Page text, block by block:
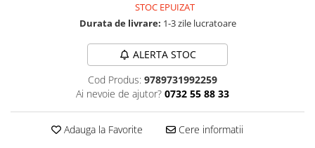
Terapii Alternative
Biografii, Memorii, Jurnale
Carti pentru Adolescenti, Young
STOC EPUIZAT
Durata de livrare: 1-3 zile lucratoare
ALERTA STOC
Cod Produs: 9789731992259
Ai nevoie de ajutor? 0732 55 88 33
Adauga la Favorite Cere informatii